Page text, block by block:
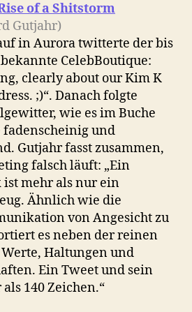
Kirche
Online-
Essays
of a Shitstorm
Gutjahr)
in Aurora twitterte der bis
CelebBoutique:
clearly about our Kim K
;)“. Danach folgte
wie es im Buche
fadenscheinig und
Gutjahr fasst zusammen,
falsch läuft: „Ein
ist mehr als nur ein
Ähnlich wie die
von Angesicht zu
es neben der reinen
Haltungen und
Ein Tweet und sein
140 Zeichen.“